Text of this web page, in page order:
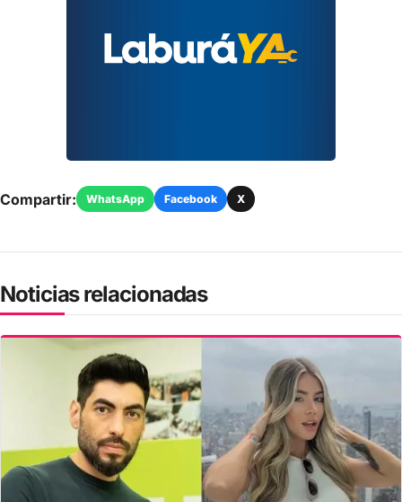
Compartir: WhatsApp Facebook X
Noticias relacionadas